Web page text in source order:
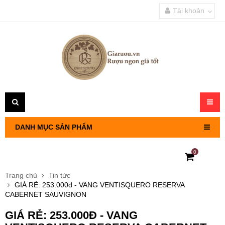
Tài khoản
DANH MỤC SẢN PHẨM
RƯỢU VANG CHILE
RƯỢU VANG Ý
0
Trang chủ
Tin tức
GIÁ RẺ: 253.000đ - VANG VENTISQUERO RESERVA
CABERNET SAUVIGNON
GIÁ RẺ: 253.000Đ - VANG